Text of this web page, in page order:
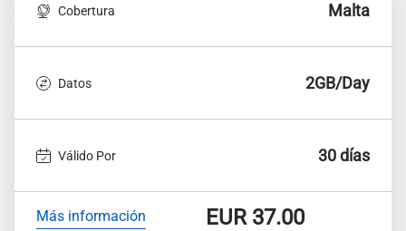
Cobertura Malta
Datos 2GB/Day
Válido Por 30 días
Más información EUR37.00